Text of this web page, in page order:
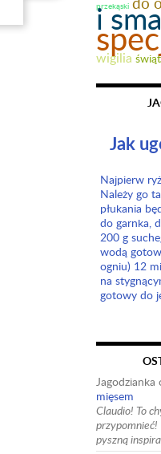
przekąski
i
wigilia
Jak
Najpierw
Należy go
płukania
do garnka,
200 g
wodą
ogniu) 12
na
gotowy do
Jagodzianka
mięsem
Claudio! To
przypomnieć!
pyszną